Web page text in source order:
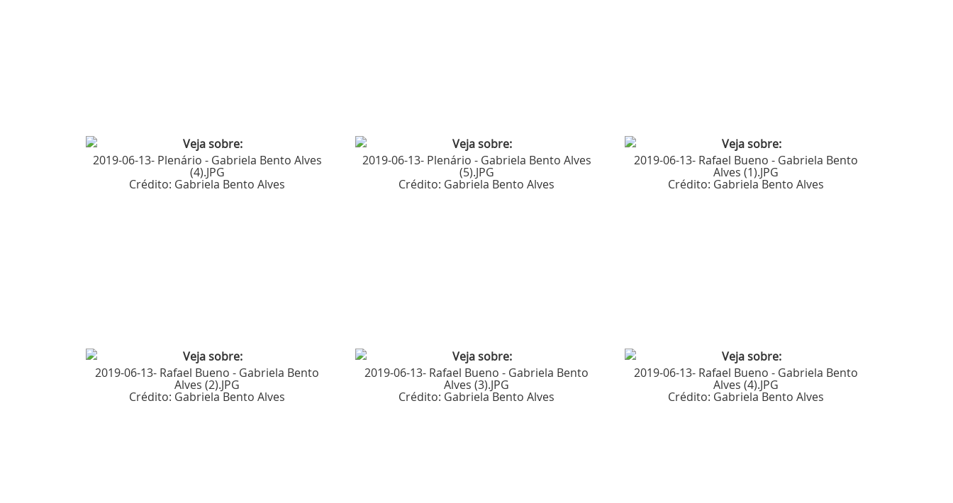
2019-06-13- Plenário - Gabriela Bento Alves
(4).JPG
Crédito: Gabriela Bento Alves
2019-06-13- Plenário - Gabriela Bento Alves
(5).JPG
Crédito: Gabriela Bento Alves
2019-06-13- Rafael Bueno - Gabriela Bento
Alves (1).JPG
Crédito: Gabriela Bento Alves
2019-06-13- Rafael Bueno - Gabriela Bento
Alves (2).JPG
Crédito: Gabriela Bento Alves
2019-06-13- Rafael Bueno - Gabriela Bento
Alves (3).JPG
Crédito: Gabriela Bento Alves
2019-06-13- Rafael Bueno - Gabriela Bento
Alves (4).JPG
Crédito: Gabriela Bento Alves